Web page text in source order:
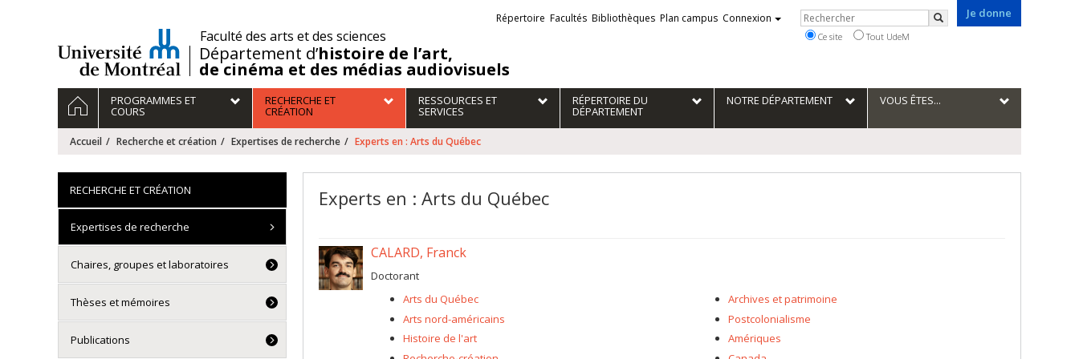
/Faculté des arts et des sciences
Département d’histoire de l’art,
de cinéma et des médias audiovisuels
Je donne
Liens
externes
Répertoire Facultés Bibliothèques Plan campus Connexion Rechercher
Rechercher
Ce site Tout UdeM
Navigation
principale
ACCUEILPROGRAMMES ET
COURS
RECHERCHE ET
CRÉATION
RESSOURCES ET
SERVICES
RÉPERTOIRE DU
DÉPARTEMENT
NOTRE DÉPARTEMENT VOUS ÊTES...
Accueil Recherche et création Expertises de recherche Experts en : Arts du Québec
Experts en : Arts du Québec
CALARD, Franck
Doctorant
Arts du Québec
Arts nord-américains
Histoire de l'art
Archives et patrimoine
Postcolonialisme
Amériques
RECHERCHE ET CRÉATION
Expertises de recherche
Chaires, groupes et laboratoires
Thèses et mémoires
Publications